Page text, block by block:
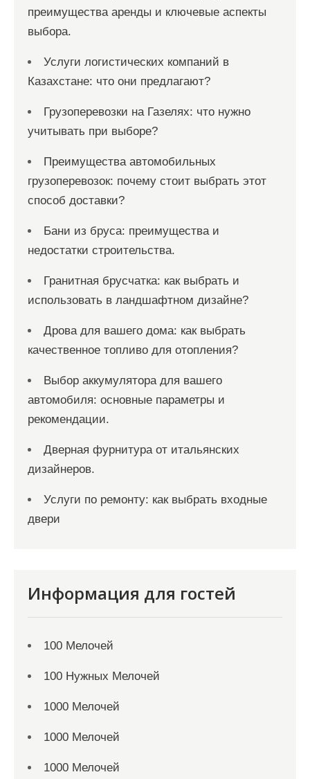
преимущества аренды и ключевые аспекты
выбора.
Услуги логистических компаний в
Казахстане: что они предлагают?
Грузоперевозки на Газелях: что нужно
учитывать при выборе?
Преимущества автомобильных
грузоперевозок: почему стоит выбрать этот
способ доставки?
Бани из бруса: преимущества и
недостатки строительства.
Гранитная брусчатка: как выбрать и
использовать в ландшафтном дизайне?
Дрова для вашего дома: как выбрать
качественное топливо для отопления?
Выбор аккумулятора для вашего
автомобиля: основные параметры и
рекомендации.
Дверная фурнитура от итальянских
дизайнеров.
Услуги по ремонту: как выбрать входные
двери
Информация для гостей
100 Мелочей
100 Нужных Мелочей
1000 Мелочей
1000 Мелочей
1000 Мелочей